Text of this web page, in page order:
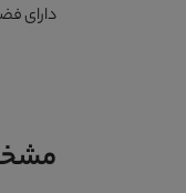
دارای